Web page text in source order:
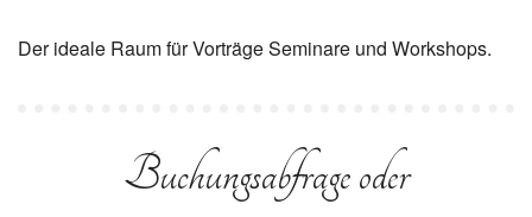
Der ideale Raum für Vorträge Seminare und Workshops.
Buchungsabfrage oder